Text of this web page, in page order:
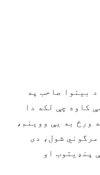
بینوا صاحب په
کاوه چې لکه دا
ورځ به یې ووینم،
مرگوني شول، دی
پنډيتوب او